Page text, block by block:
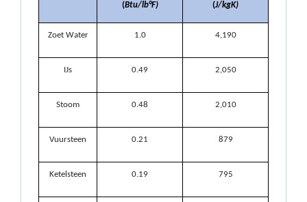
(Btu/lb°F) (J/kgK)
Zoet Water 1.0 4,190
IJs 0.49 2,050
Stoom 0.48 2,010
Vuursteen 0.21 879
Ketelsteen 0.19 795